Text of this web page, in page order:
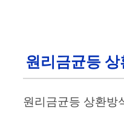
원리금균등 상
원리금균등 상환방